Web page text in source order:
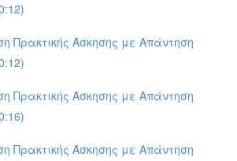
Πρακτικής Άσκησης με Απάντηση
Πρακτικής Άσκησης με Απάντηση
Πρακτικής Άσκησης με Απάντηση